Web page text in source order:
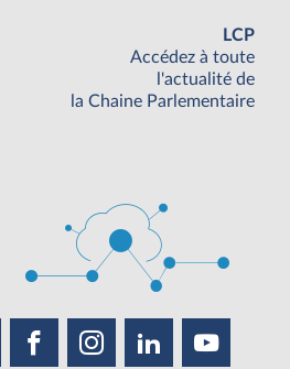
LCP
Accédez à toute
l'actualité de
la Chaine Parlementaire